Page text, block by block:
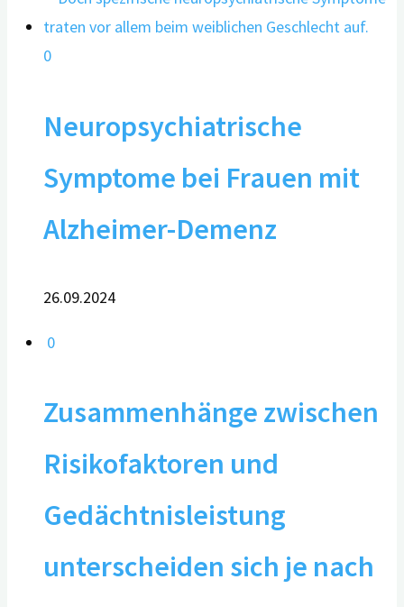
0
Neuropsychiatrische
Symptome bei Frauen mit
Alzheimer-Demenz
26.09.2024
0
Zusammenhänge zwischen
Risikofaktoren und
Gedächtnisleistung
unterscheiden sich je nach